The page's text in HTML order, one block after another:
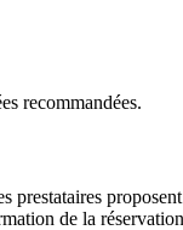
recommandées.
de la